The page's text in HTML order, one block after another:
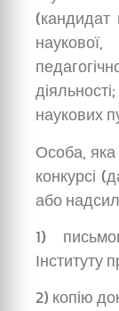
(кандидат
наукових
Особа,
конкурсі
або
1)
Інституту
2) копію